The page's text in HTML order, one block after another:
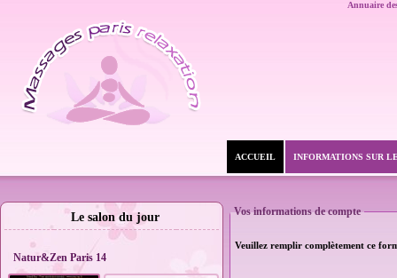
Annuaire
ACCUEIL INFORMATIONS SUR
Le salon du jour
Natur&Zen Paris 14
Vos informations de compte
Veuillez remplir complètement ce